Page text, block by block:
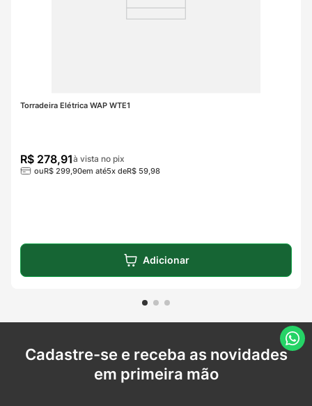
Torradeira Elétrica WAP WTE1
R$ 278,91à vista no pix
ouR$ 299,90em até5x deR$ 59,98
Adicionar
Cadastre-se e receba as novidades
em primeira mão